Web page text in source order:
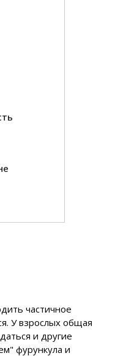
частичное
У взрослых общая
и другие
фурункула и